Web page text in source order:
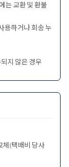
는 교환 및 환불
용하거나 회송 누
지 않은 경우
체(택배비 당사